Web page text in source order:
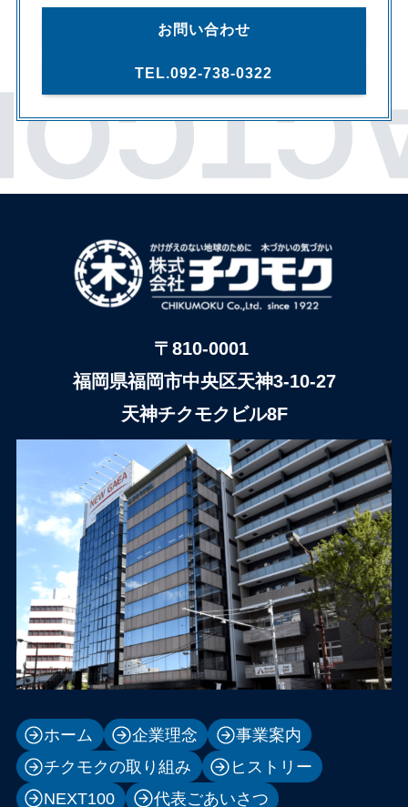
お問い合わせ
TEL.092-738-0322
〒810-0001
福岡県福岡市中央区天神3-10-27
天神チクモクビル8F
ホーム 企業理念
事業案内
チクモクの取り組み
ヒストリー
NEXT100
代表ごあいさつ